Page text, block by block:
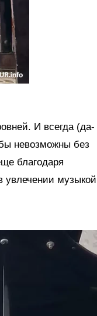
И всегда (да-
невозможны без
благодаря
увлечении музыкой